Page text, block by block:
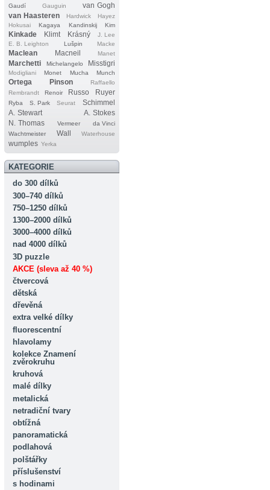
Gaudí
Gauguin
van Gogh
van Haasteren
Hardwick
Hayez
Hokusai
Kagaya Kandinskij Kim
Kinkade Klimt Krásný
J. Lee
E. B. Leighton
Lušpin Macke
Maclean Macneil Manet
Marchetti Michelangelo Misstigri
Modigliani Monet Mucha Munch
Ortega Pinson
Raffaello
Rembrandt
Renoir Russo Ruyer
Ryba S. Park Seurat
Schimmel
A. Stewart
A. Stokes
N. Thomas
Vermeer
da Vinci
Wachtmeister
Wall Waterhouse
wumples Yerka
KATEGORIE
do 300 dílků
300–740 dílků
750–1250 dílků
1300–2000 dílků
3000–4000 dílků
nad 4000 dílků
3D puzzle
AKCE (sleva až 40 %)
čtvercová
dětská
dřevěná
extra velké dílky
fluorescentní
hlavolamy
kolekce Znamení
zvěrokruhu
kruhová
malé dílky
metalická
netradiční tvary
obtížná
panoramatická
podlahová
polštářky
příslušenství
s hodinami